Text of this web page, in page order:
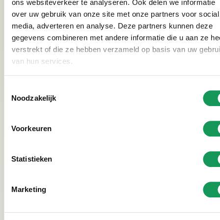
ons websiteverkeer te analyseren. Ook delen we informatie
over uw gebruik van onze site met onze partners voor social
media, adverteren en analyse. Deze partners kunnen deze
gegevens combineren met andere informatie die u aan ze
verstrekt of die ze hebben verzameld op basis van uw
van hun services.
Noodzakelijk
Voorkeuren
Statistieken
Marketing
recreatiepark Het Hulsbeek zijn zwemvijvers met
zandstranden, een waterglijbaan en een peuterbad.
Voor meer avontuur op het water is watersport
mogelijk op Het Rutbeek. Kijk hier voor
activiteitenin de buurt.
Op vakantie bij het beste vakantiepark van
Zoover Award en op Google krijgen wij een top